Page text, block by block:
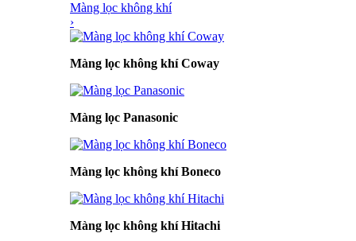
Màng lọc không khí
›
Màng lọc không khí Coway
Màng lọc Panasonic
Màng lọc không khí Boneco
Màng lọc không khí Hitachi